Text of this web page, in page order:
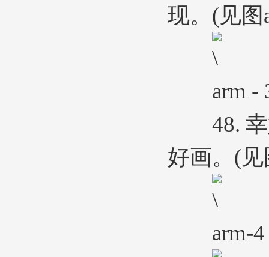
现。(见图
arm -
48. 幸
好画。(见
arm-4